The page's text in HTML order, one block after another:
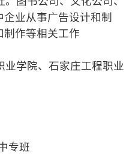
业从事广告设计和制
制作等相关工作
学院、石家庄工程职业
专班